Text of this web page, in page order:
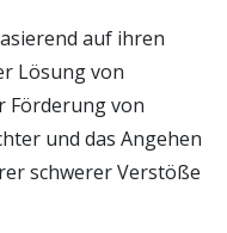
auf ihren
Lösung von
Förderung von
und das Angehen
schwerer Verstöße